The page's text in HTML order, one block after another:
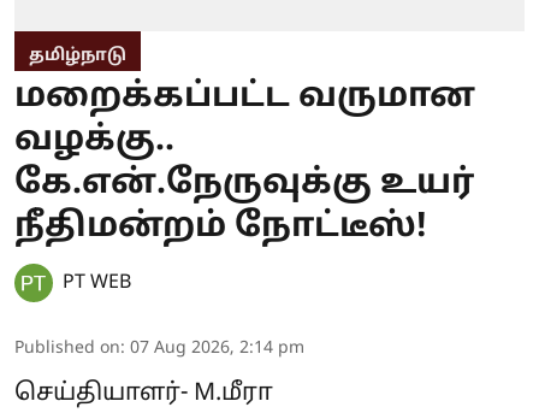
தமிழ்நாடு
மறைக்கப்பட்ட வருமான
வழக்கு..
கே.என்.நேருவுக்கு உயர்
நீதிமன்றம் நோட்டீஸ்!
PT WEB
Published on: 07 Aug 2026, 2:14 pm
செய்தியாளர்- M.மீரா